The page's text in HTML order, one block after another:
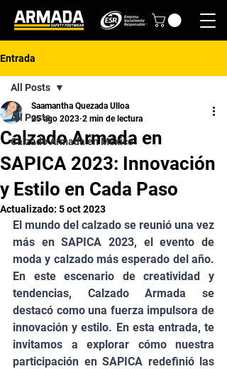
Entrada
All Posts
Calzado Armada en México
All Posts
Calzado Armada en
SAPICA 2023: Innovación
y Estilo en Cada Paso
Saamantha Quezada Ulloa
25 ago 2023 2 min de lectura
Actualizado: 5 oct 2023
El mundo del calzado se reunió una vez
más en SAPICA 2023, el evento de
moda y calzado más esperado del año.
En este escenario de creatividad y
tendencias, Calzado Armada se
destacó como una fuerza impulsora de
innovación y estilo. En esta entrada, te
invitamos a explorar cómo nuestra
participación en SAPICA redefinió las